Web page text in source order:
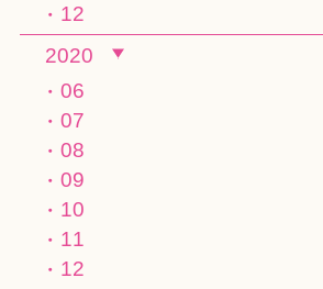
12
2020
06
07
08
09
10
11
12